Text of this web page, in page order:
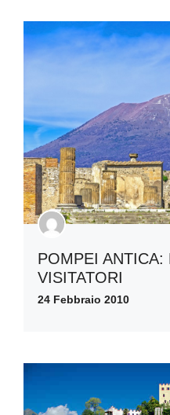
POMPEI ANTICA:
VISITATORI
24 Febbraio 2010